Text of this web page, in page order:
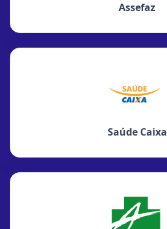
Assefaz
Saúde Caixa